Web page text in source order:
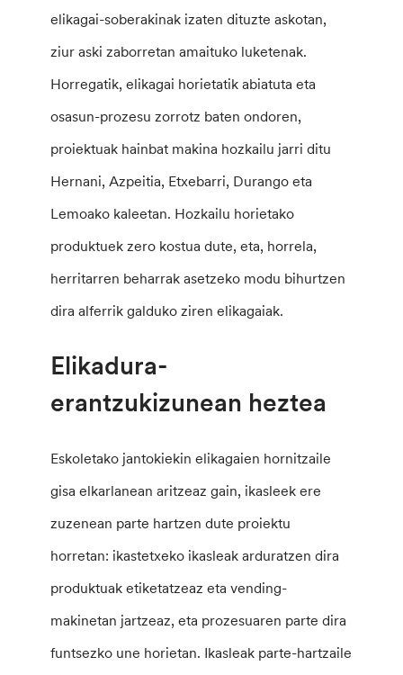
elikagai-soberakinak izaten dituzte askotan,
ziur aski zaborretan amaituko luketenak.
Horregatik, elikagai horietatik abiatuta eta
osasun-prozesu zorrotz baten ondoren,
proiektuak hainbat makina hozkailu jarri ditu
Hernani, Azpeitia, Etxebarri, Durango eta
Lemoako kaleetan. Hozkailu horietako
produktuek zero kostua dute, eta, horrela,
herritarren beharrak asetzeko modu bihurtzen
dira alferrik galduko ziren elikagaiak.
Elikadura-
erantzukizunean heztea
Eskoletako jantokiekin elikagaien hornitzaile
gisa elkarlanean aritzeaz gain, ikasleek ere
zuzenean parte hartzen dute proiektu
horretan: ikastetxeko ikasleak arduratzen dira
produktuak etiketatzeaz eta vending-
makinetan jartzeaz, eta prozesuaren parte dira
funtsezko une horietan. Ikasleak parte-hartzaile